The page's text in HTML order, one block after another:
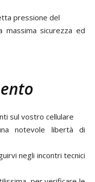
pressione del
sicurezza ed
sul vostro cellulare
notevole libertà di
negli incontri tecnici